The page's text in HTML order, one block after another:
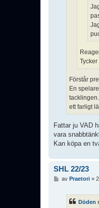
Förstår
En
ett farligt
Fattar ju VAD
vara
Kan köpa en
SHL 22/23
av Praetori»
Döden